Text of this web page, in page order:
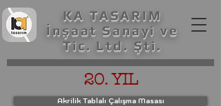
KA TASARIM
İnşaat Sanayi ve
Tic. Ltd. Şti.
20. YIL
Akrilik Tablalı Çalışma Masası